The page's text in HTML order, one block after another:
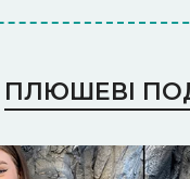
ПЛЮШЕВІ